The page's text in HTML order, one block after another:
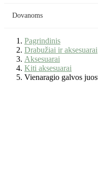
Dovanoms
Pagrindinis
Drabužiai ir aksesuarai
Aksesuarai
Kiti aksesuarai
Vienaragio galvos